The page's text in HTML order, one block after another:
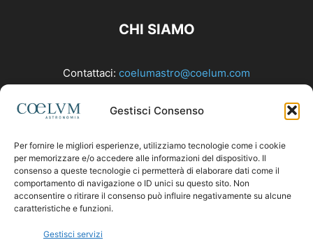
Gestisci Consenso
Per fornire le migliori esperienze, utilizziamo tecnologie come i cookie
per memorizzare e/o accedere alle informazioni del dispositivo. Il
consenso a queste tecnologie ci permetterà di elaborare dati come il
comportamento di navigazione o ID unici su questo sito. Non
acconsentire o ritirare il consenso può influire negativamente su alcune
caratteristiche e funzioni.
Gestisci servizi
CHI SIAMO
Contattaci: coelumastro@coelum.com
SEGUICI